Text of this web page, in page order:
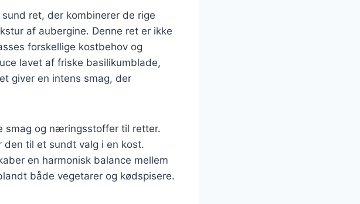
ret, der kombinerer de rige
af aubergine. Denne ret er ikke
forskellige kostbehov og
lavet af friske basilikumblade,
giver en intens smag, der
smag og næringsstoffer til retter.
den til et sundt valg i en kost.
en harmonisk balance mellem
både vegetarer og kødspisere.